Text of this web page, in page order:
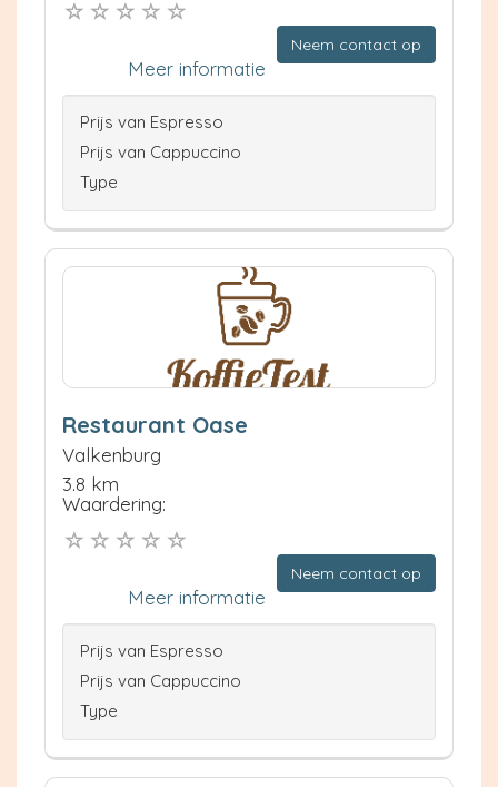
Neem contact op
Meer informatie
Prijs van Espresso
Prijs van Cappuccino
Type
Restaurant Oase
Valkenburg
3.8 km
Waardering:
Neem contact op
Meer informatie
Prijs van Espresso
Prijs van Cappuccino
Type